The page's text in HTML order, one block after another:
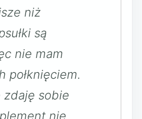
niż
są
nie mam
połknięciem.
sobie
nie